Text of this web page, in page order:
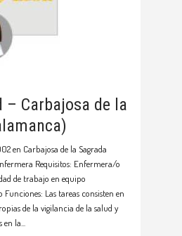
– Carbajosa de la
en Carbajosa de la Sagrada
Requisitos: Enfermera/o
de trabajo en equipo
Las tareas consisten en
de la vigilancia de la salud y
en la